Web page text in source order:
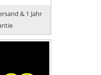
& 1 Jahr